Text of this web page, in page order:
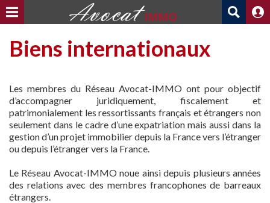
Biens internationaux
Les membres du Réseau Avocat-IMMO ont pour objectif
d’accompagner juridiquement, fiscalement et
patrimonialement les ressortissants français et étrangers non
seulement dans le cadre d’une expatriation mais aussi dans la
gestion d’un projet immobilier depuis la France vers l’étranger
ou depuis l’étranger vers la France.
Le Réseau Avocat-IMMO noue ainsi depuis plusieurs années
des relations avec des membres francophones de barreaux
étrangers.